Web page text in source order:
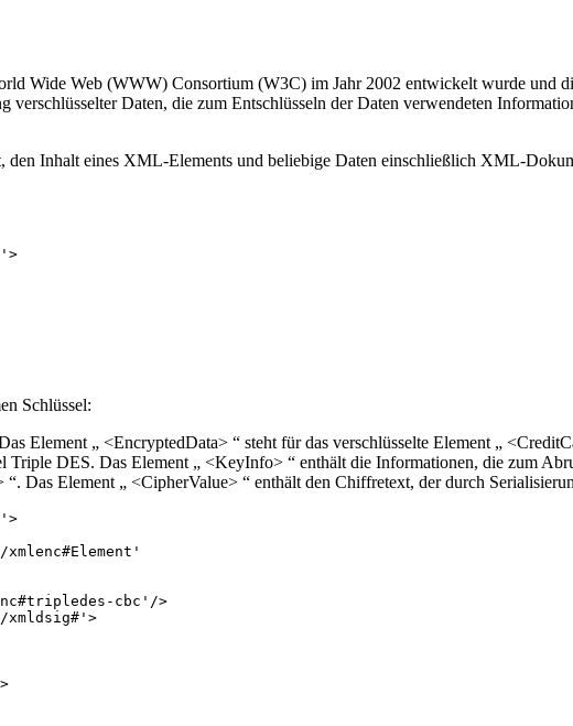
Wide Web (WWW) Consortium (W3C) im Jahr 2002 entwickelt wurde und
Daten, die zum Entschlüsseln der Daten verwendeten
Inhalt eines XML-Elements und beliebige Daten einschließlich XML-
Schlüssel:
Element „ <EncryptedData> “ steht für das verschlüsselte Element „
Triple DES. Das Element „ <KeyInfo> “ enthält die Informationen, die zum
Das Element „ <CipherValue> “ enthält den Chiffretext, der durch
xmlenc#Element'
cbc'/>
xmldsig#'>